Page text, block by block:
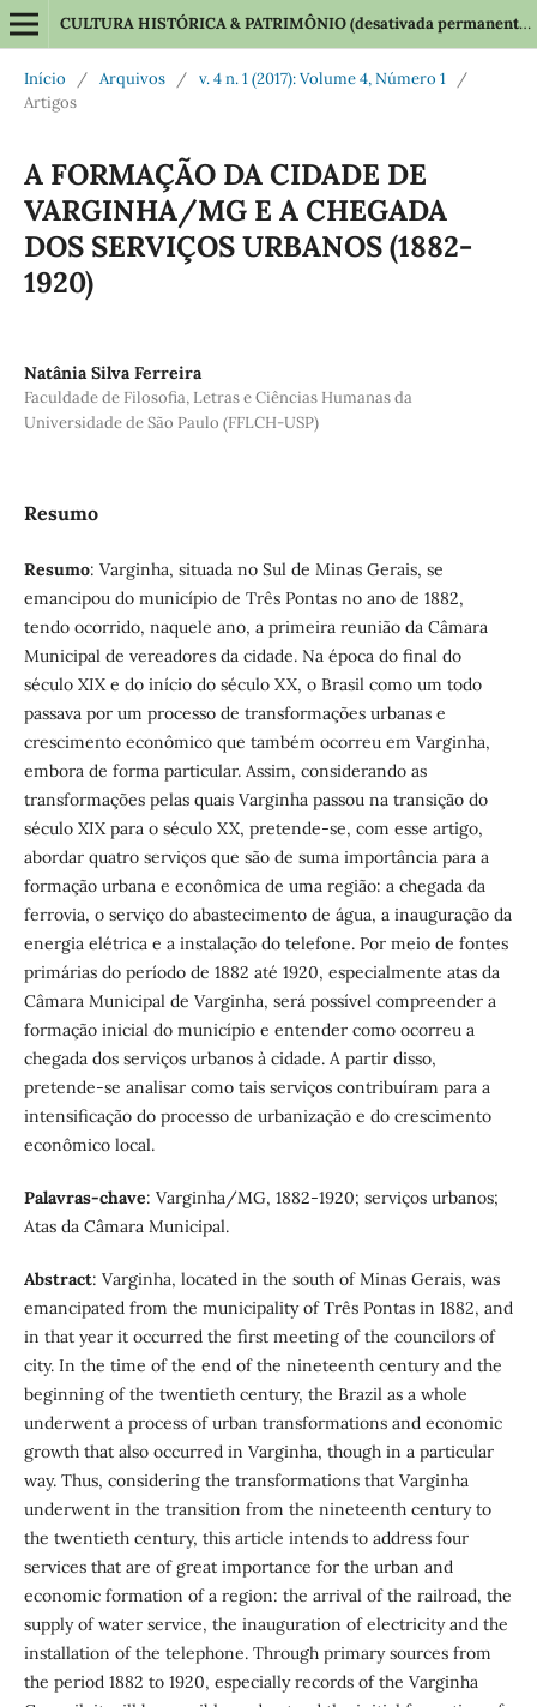
CULTURA HISTÓRICA & PATRIMÔNIO (desativada permanentemente em 2025)
Início / Arquivos / v. 4 n. 1 (2017): Volume 4, Número 1
/
Artigos
A FORMAÇÃO DA CIDADE DE
VARGINHA/MG E A CHEGADA
DOS SERVIÇOS URBANOS (1882-
1920)
Natânia Silva Ferreira
Faculdade de Filosofia, Letras e Ciências Humanas da
Universidade de São Paulo (FFLCH-USP)
Resumo
Resumo: Varginha, situada no Sul de Minas Gerais, se
emancipou do município de Três Pontas no ano de 1882,
tendo ocorrido, naquele ano, a primeira reunião da Câmara
Municipal de vereadores da cidade. Na época do final do
século XIX e do início do século XX, o Brasil como um todo
passava por um processo de transformações urbanas e
crescimento econômico que também ocorreu em Varginha,
embora de forma particular. Assim, considerando as
transformações pelas quais Varginha passou na transição do
século XIX para o século XX, pretende-se, com esse artigo,
abordar quatro serviços que são de suma importância para a
formação urbana e econômica de uma região: a chegada da
ferrovia, o serviço do abastecimento de água, a inauguração da
energia elétrica e a instalação do telefone. Por meio de fontes
primárias do período de 1882 até 1920, especialmente atas da
Câmara Municipal de Varginha, será possível compreender a
formação inicial do município e entender como ocorreu a
chegada dos serviços urbanos à cidade. A partir disso,
pretende-se analisar como tais serviços contribuíram para a
intensificação do processo de urbanização e do crescimento
econômico local.
Palavras-chave: Varginha/MG, 1882-1920; serviços urbanos;
Atas da Câmara Municipal.
Abstract: Varginha, located in the south of Minas Gerais, was
emancipated from the municipality of Três Pontas in 1882, and
in that year it occurred the first meeting of the councilors of
city. In the time of the end of the nineteenth century and the
beginning of the twentieth century, the Brazil as a whole
underwent a process of urban transformations and economic
growth that also occurred in Varginha, though in a particular
way. Thus, considering the transformations that Varginha
underwent in the transition from the nineteenth century to
the twentieth century, this article intends to address four
services that are of great importance for the urban and
economic formation of a region: the arrival of the railroad, the
supply of water service, the inauguration of electricity and the
installation of the telephone. Through primary sources from
the period 1882 to 1920, especially records of the Varginha